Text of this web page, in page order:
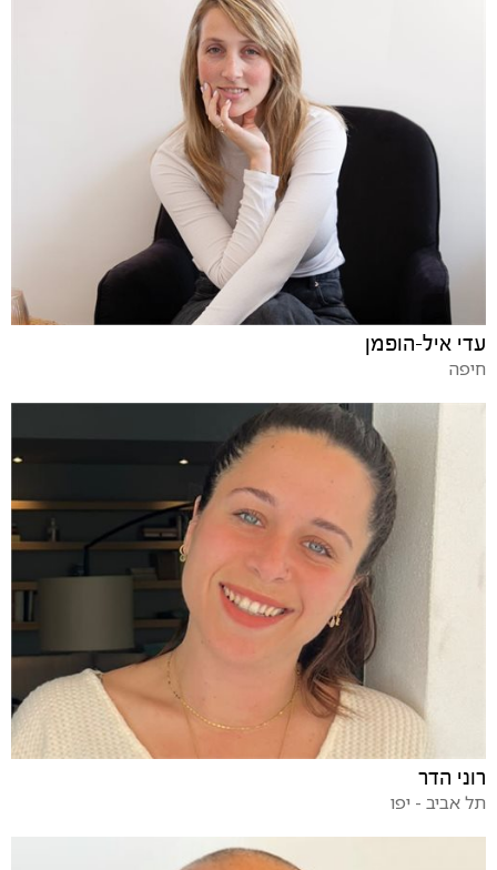
עדי איל-הופמן
חיפה
רוני הדר
תל אביב - יפו